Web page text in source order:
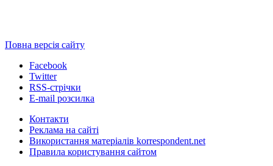
Повна версія сайту
Facebook
Twitter
RSS-стрічки
E-mail розсилка
Контакти
Реклама на сайті
Використання матеріалів korrespondent.net
Правила користування сайтом